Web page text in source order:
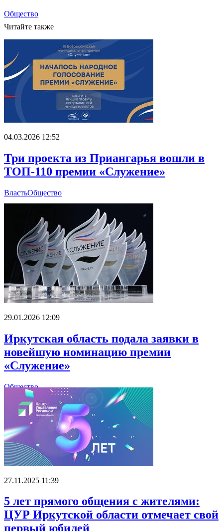
Общество
Читайте также
04.03.2026 12:52
Три проекта из Приангарья вошли в
ТОП-110 премии «Служение»
ВластьОбщество
29.01.2026 12:09
Иркутская область подала заявки в
новейшую номинацию премии
«Служение»
Общество
27.11.2025 11:39
5 лет прямого общения с жителями:
ЦУР Иркутской области отмечает свой
первый юбилей